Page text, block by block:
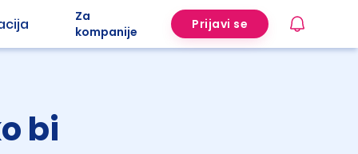
Za
kompanije
Prijavi se
bi